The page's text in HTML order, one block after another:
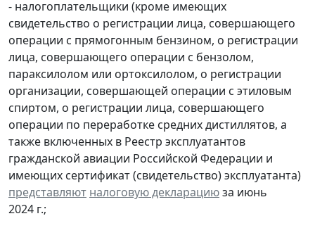
- налогоплательщики (кроме имеющих
свидетельство о регистрации лица, совершающего
операции с прямогонным бензином, о регистрации
лица, совершающего операции с бензолом,
параксилолом или ортоксилолом, о регистрации
организации, совершающей операции с этиловым
спиртом, о регистрации лица, совершающего
операции по переработке средних дистиллятов, а
также включенных в Реестр эксплуатантов
гражданской авиации Российской Федерации и
имеющих сертификат (свидетельство) эксплуатанта)
представляют налоговую декларациюза июнь
2024 г.;